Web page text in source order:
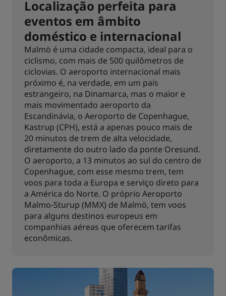
Localização perfeita para
eventos em âmbito
doméstico e internacional
Malmö é uma cidade compacta, ideal para o
ciclismo, com mais de 500 quilômetros de
ciclovias. O aeroporto internacional mais
próximo é, na verdade, em um país
estrangeiro, na Dinamarca, mas o maior e
mais movimentado aeroporto da
Escandinávia, o Aeroporto de Copenhague,
Kastrup (CPH), está a apenas pouco mais de
20 minutos de trem de alta velocidade,
diretamente do outro lado da ponte Oresund.
O aeroporto, a 13 minutos ao sul do centro de
Copenhague, com esse mesmo trem, tem
voos para toda a Europa e serviço direto para
a América do Norte. O próprio Aeroporto
Malmo-Sturup (MMX) de Malmö, tem voos
para alguns destinos europeus em
companhias aéreas que oferecem tarifas
econômicas.